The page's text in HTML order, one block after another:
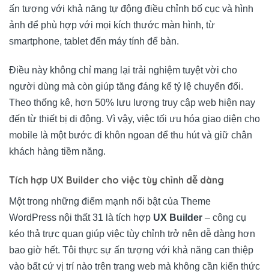
ấn tượng với khả năng tự động điều chỉnh bố cục và hình
ảnh để phù hợp với mọi kích thước màn hình, từ
smartphone, tablet đến máy tính để bàn.
Điều này không chỉ mang lại trải nghiệm tuyệt vời cho
người dùng mà còn giúp tăng đáng kể tỷ lệ chuyển đổi.
Theo thống kê, hơn 50% lưu lượng truy cập web hiện nay
đến từ thiết bị di động. Vì vậy, việc tối ưu hóa giao diện cho
mobile là một bước đi khôn ngoan để thu hút và giữ chân
khách hàng tiềm năng.
Tích hợp UX Builder cho việc tùy chỉnh dễ dàng
Một trong những điểm mạnh nổi bật của Theme
WordPress nội thất 31 là tích hợp UX Builder – công cụ
kéo thả trực quan giúp việc tùy chỉnh trở nên dễ dàng hơn
bao giờ hết. Tôi thực sự ấn tượng với khả năng can thiệp
vào bất cứ vị trí nào trên trang web mà không cần kiến thức